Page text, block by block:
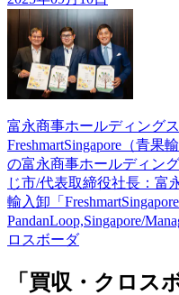
富永商事ホールディング
FreshmartSingapore（青
の富永商事ホールディン
じ市/代表取締役社長：富
輸入卸「
PandanLoop,Singapore/
ロスボーダ
「買収・クロス